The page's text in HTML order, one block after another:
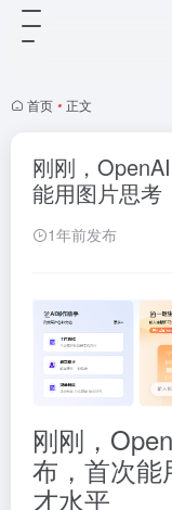
首页 • 正文
刚刚，
能用图片思考
1年前发布
刚刚，
布，首次能
才水平